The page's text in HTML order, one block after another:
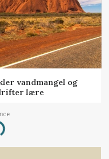
vandmangel og
lære